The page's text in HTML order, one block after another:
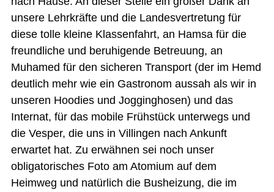
unsere Lehrkräfte und die Landesvertretung für
diese tolle kleine Klassenfahrt, an Hamsa für die
freundliche und beruhigende Betreuung, an
Muhamed für den sicheren Transport (der im Hemd
deutlich mehr wie ein Gastronom aussah als wir in
unseren Hoodies und Jogginghosen) und das
Internat, für das mobile Frühstück unterwegs und
die Vesper, die uns in Villingen nach Ankunft
erwartet hat. Zu erwähnen sei noch unser
obligatorisches Foto am Atomium auf dem
Heimweg und natürlich die Busheizung, die im